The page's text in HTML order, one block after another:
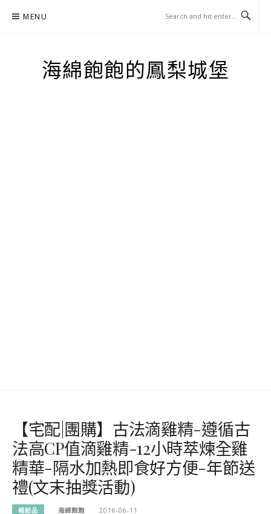
MENU
海綿飽飽的鳳梨城堡
【宅配|團購】古法滴雞精-遵循古
法高CP值滴雞精-12小時萃煉全雞
精華-隔水加熱即食好方便-年節送
禮(文末抽獎活動)
補給品 海綿飽飽 2016-06-11